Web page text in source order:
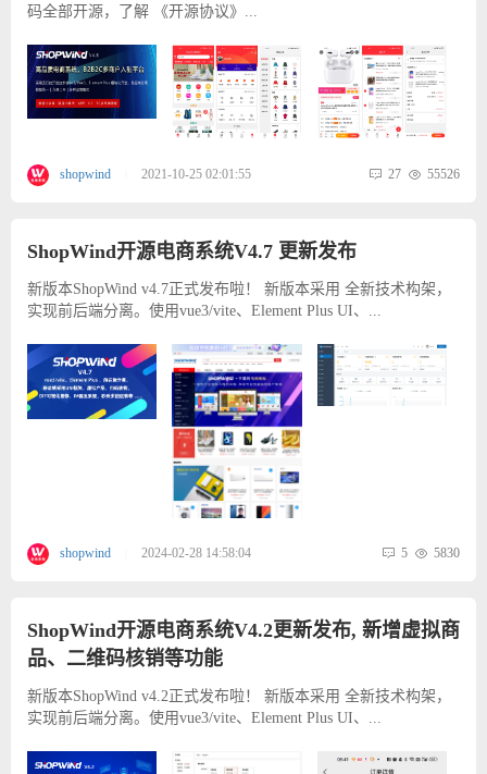
码全部开源，了解 《开源协议》...
shopwind 2021-10-25 02:01:55 27 55526
ShopWind开源电商系统V4.7 更新发布
新版本ShopWind v4.7正式发布啦！ 新版本采用 全新技术构架，
实现前后端分离。使用vue3/vite、Element Plus UI、...
shopwind 2024-02-28 14:58:04 5 5830
ShopWind开源电商系统V4.2更新发布, 新增虚拟商
品、二维码核销等功能
新版本ShopWind v4.2正式发布啦！ 新版本采用 全新技术构架，
实现前后端分离。使用vue3/vite、Element Plus UI、...